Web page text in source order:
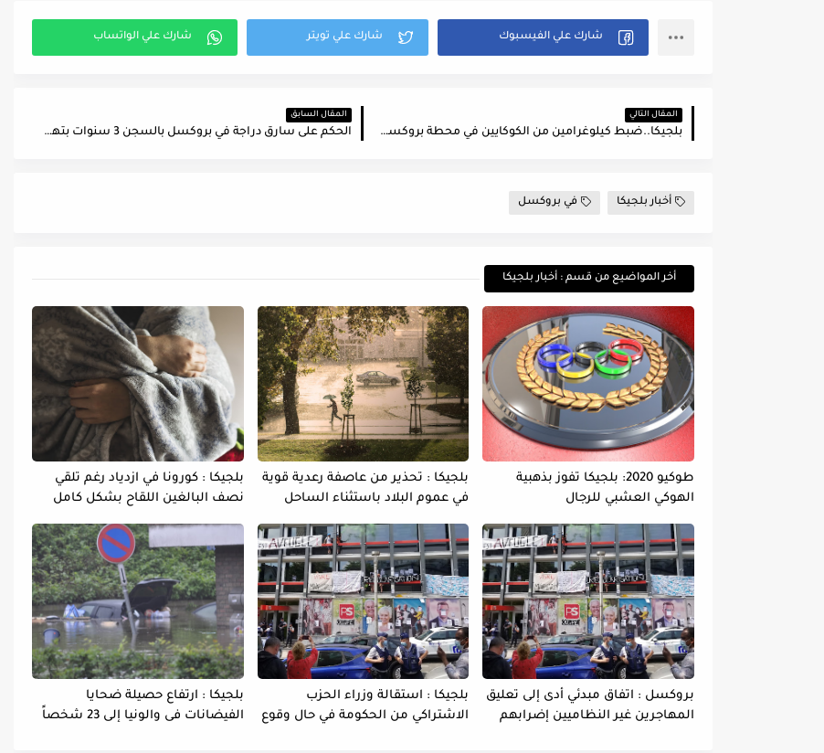
المقال التالي
بلجيكا..ضبط كيلوغرامين من الكوكايين في محطة بروكسل ميدي
المقال السابق
الحكم على سارق دراجة في بروكسل بالسجن 3 سنوات بتهمة "الجريمة البيئية"
أخبار بلجيكا في بروكسل
أخر المواضيع من قسم : أخبار بلجيكا
طوكيو 2020: بلجيكا تفوز بذهبية
الهوكي العشبي للرجال
بلجيكا : تحذير من عاصفة رعدية قوية
في عموم البلاد باستثناء الساحل
بلجيكا : كورونا في ازدياد رغم تلقي
نصف البالغين اللقاح بشكل كامل
بروكسل : اتفاق مبدئي أدى إلى تعليق
المهاجرين غير النظاميين إضرابهم
بلجيكا : استقالة وزراء الحزب
الاشتراكي من الحكومة في حال وقوع
بلجيكا : ارتفاع حصيلة ضحايا
الفيضانات فى والونيا إلى 23 شخصاً